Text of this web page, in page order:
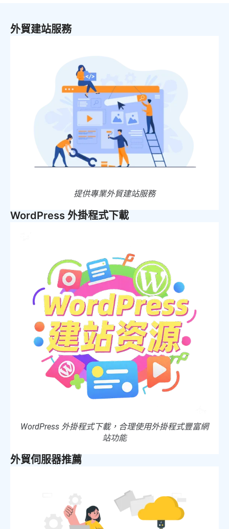
外貿建站服務
提供專業外貿建站服務
WordPress 外掛程式下載
WordPress 外掛程式下載，合理使用外掛程式豐富網
站功能
外貿伺服器推薦